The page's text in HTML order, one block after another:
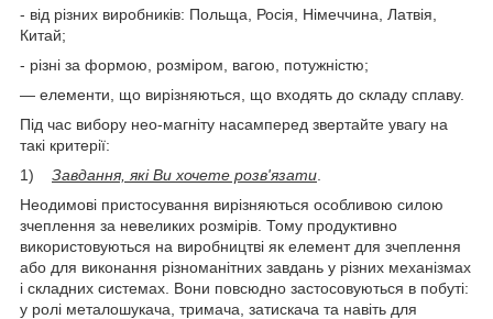
- від різних виробників: Польща, Росія, Німеччина, Латвія,
Китай;
- різні за формою, розміром, вагою, потужністю;
— елементи, що вирізняються, що входять до складу сплаву.
Під час вибору нео-магніту насамперед звертайте увагу на
такі критерії:
1) Завдання, які Ви хочете розв'язати
Неодимові пристосування вирізняються особливою силою
зчеплення за невеликих розмірів. Тому продуктивно
використовуються на виробництві як елемент для зчеплення
або для виконання різноманітних завдань у різних механізмах
і складних системах. Вони повсюдно застосовуються в побуті:
у ролі металошукача, тримача, затискача та навіть для